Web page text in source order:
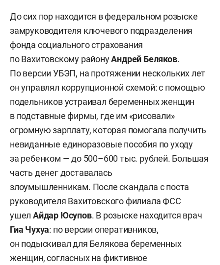
До сих пор находится в федеральном розыске
замруководителя ключевого подразделения
фонда социального страхования
по Вахитовскому районуАндрей Беляков.
По версии УБЭП, на протяжении нескольких лет
он управлял коррупционной схемой: с помощью
подельников устраивал беременных женщин
в подставные фирмы, где им «рисовали»
огромную зарплату, которая помогала получить
невиданные единоразовые пособия по уходу
за ребенком — до 500–600 тыс. рублей. Большая
часть денег доставалась
злоумышленникам. После скандала с поста
руководителя Вахитовского филиала ФСС
ушел Айдар Юсупов. В розыске находится врач
Гиа Чухуа: по версии оперативников,
он подыскивал для Белякова беременных
женщин, согласных на фиктивное